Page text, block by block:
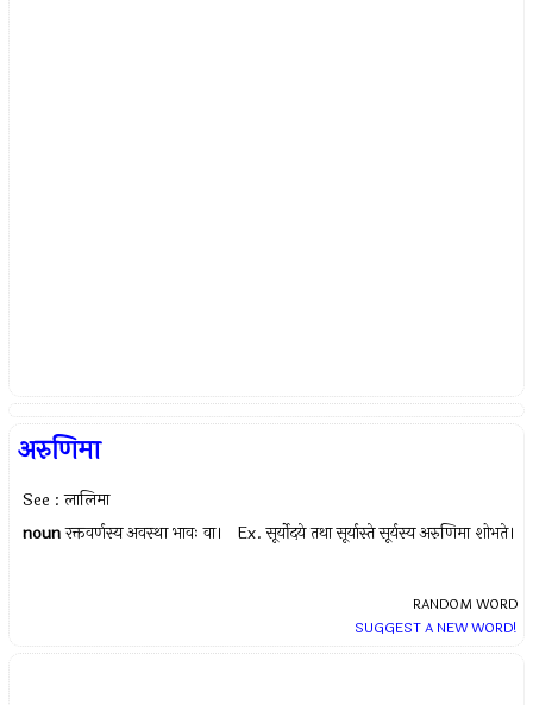
अरुणिमा
See : लालिमा
noun रक्तवर्णस्य अवस्था भावः वा। Ex.सूर्योदये तथा सूर्यास्ते सूर्यस्य अरुणिमा शोभते।
RANDOM WORD
SUGGEST A NEW WORD!